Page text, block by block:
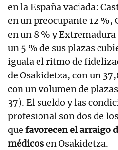
en la España vaciada:
en un preocupante 12
en un 8 % y
un 5 % de sus plazas
iguala el ritmo de
de Osakidetza, con un
con un volumen de
37). El sueldo y las
profesional son dos de
que favorecen el arraigo
médicosen Osakidetza.